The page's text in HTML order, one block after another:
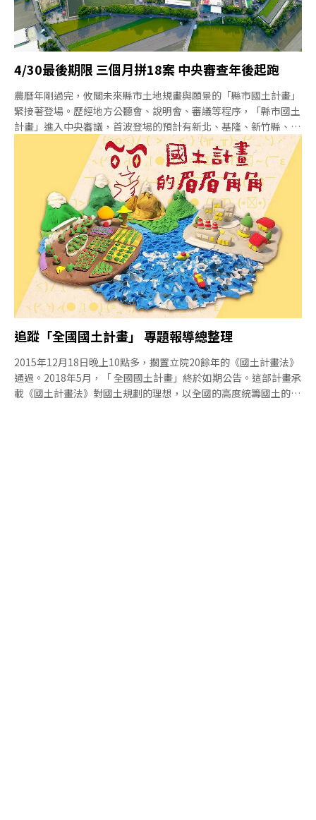
4/30最後期限 三個月拼18案 中央審查年後起跑
農曆年剛過完，攸關未來縣市土地規畫與願景的「縣市國土計畫」
緊接著登場。歷經地方公聽會、說明會、審議等程序，「縣市國土
計畫」進入中央審議，首波登場的預計有新北、基隆、新竹縣、苗
栗縣、嘉義縣、花蓮縣。依據《國土法》，除了免辦理的台北、金
門、連江、嘉義市外，其餘18縣市1都要在2020年4月30日前完成
審查、公告實施。小組審查與大會審查加起來，初估三個月內將召
開超過50場的國土計畫審議會。
追蹤「全國國土計畫」 專題報導總整理
2015年12月18日晚上10點多，擱置立院20餘年的《國土計畫法》
通過。2018年5月，「 全國國土計畫」終於如期公告。這部計畫承
載《國土計畫法》對國土規劃的理想，以全國的高度統籌國土的使